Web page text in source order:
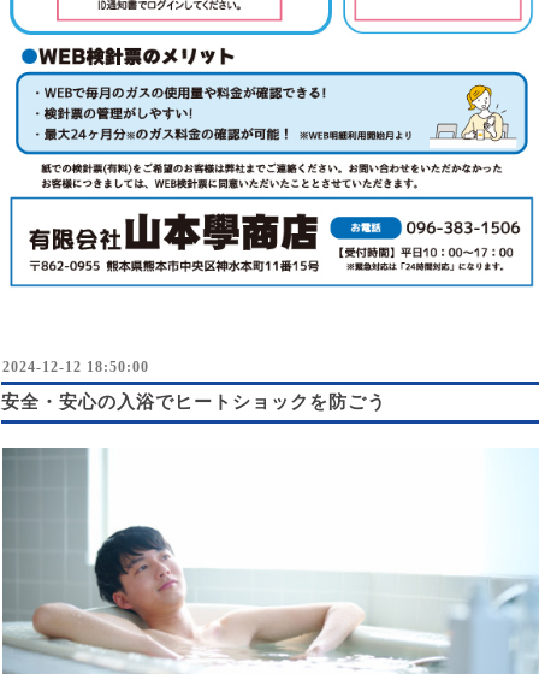
2024-12-12 18:50:00
安全・安心の入浴でヒートショックを防ごう